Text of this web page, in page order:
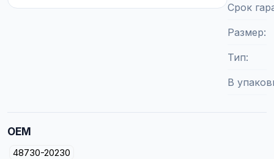
Срок
Размер
Тип
В
OEM
48730-20230